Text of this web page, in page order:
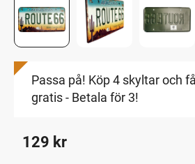
Passa på! Köp 4 skyltar och
gratis - Betala för 3!
129 kr